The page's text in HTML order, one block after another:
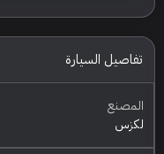
تفاصيل السيارة
المصنع
لكزس